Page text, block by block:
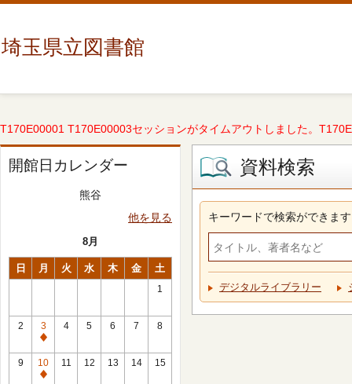
埼玉県立図書館
T170E00001 T170E00003セッションがタイムアウトしました。
開館日カレンダー
熊谷
他を見る
8月
日 月 火 水 木 金 土
1
2
3
休
館
日
4 5 6 7 8
9
10
休
11 12 13 14 15
資料検索
キーワードで検索ができます
デジタルライブラリー